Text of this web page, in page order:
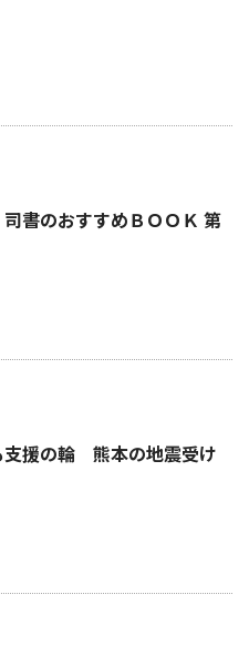
書のおすすめＢＯＯＫ 第
支援の輪 熊本の地震受け